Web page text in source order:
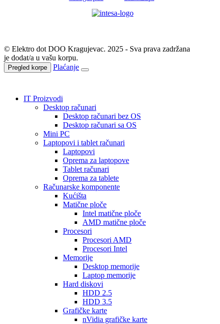
© Elektro dot DOO Kragujevac. 2025 - Sva prava zadržana
je dodat/a u vašu korpu.
Pregled korpe Plaćanje
IT Proizvodi
Desktop računari
Desktop računari bez OS
Desktop računari sa OS
Mini PC
Laptopovi i tablet računari
Laptopovi
Oprema za laptopove
Tablet računari
Oprema za tablete
Računarske komponente
Kućišta
Matične ploče
Intel matične ploče
AMD matične ploče
Procesori
Procesori AMD
Procesori Intel
Memorije
Desktop memorije
Laptop memorije
Hard diskovi
HDD 2.5
HDD 3.5
Grafičke karte
nVidia grafičke karte